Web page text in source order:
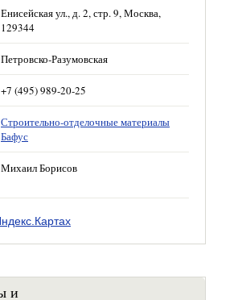
Енисейская ул., д. 2, стр. 9, Москва,
129344
Петровско-Разумовская
+7 (495) 989-20-25
Строительно-отделочные материалы
Бафус
Михаил Борисов
и